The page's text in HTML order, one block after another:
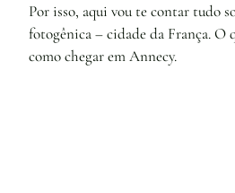
Por isso, aqui vou te contar tudo
fotogênica – cidade da França. O
como chegar em Annecy.